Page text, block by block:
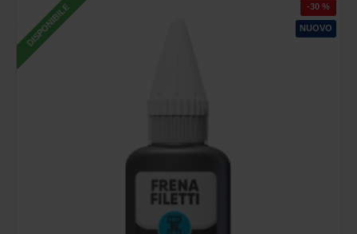
NUOVO
DISPONIBILE -30 %